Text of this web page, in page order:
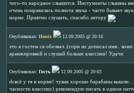
чего-то народное слышится. Инстументы слышны
очень понравилась полнота звука - часто бывает
норме. Приятно слушать, спасибо автору
Опубликовал: Honix
12.09.2005 @ 20:16
это я гостем ся обозвал..(сори не дописал имя..
аранжировкой и слушай больше классики! Удачи
Опубликовал: Гость
12.09.2005 @ 20:03
dcвсё у тя в норме! чувак хорошо барабаны вышли...
часности классику) рекомендую писать в одном